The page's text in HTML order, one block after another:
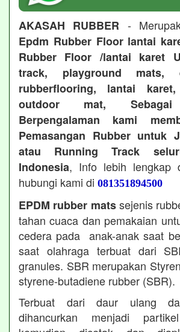
AKASAH RUBBER -
Epdm Rubber Floor lantai
Rubber Floor /lantai karet
track, playground mats,
rubberflooring, lantai
outdoor mat, Sebagai
Berpengalaman kami
Pemasangan Rubber untuk
atau Running Track
Indonesia, Info lebih lengkap
hubungi kami di 081351894500
EPDM rubber matssejenis
tahan cuaca dan pemakaian
cedera pada anak-anak saat
saat olahraga terbuat dari
granules. SBR merupakan
styrene-butadiene rubber (SBR).
Terbuat dari daur ulang
dihancurkan menjadi